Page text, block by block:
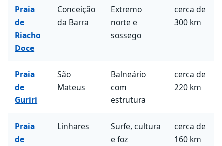
Praia
de
Riacho
Doce
Conceição
da Barra
Extremo
norte e
sossego
cerca de
300 km
Praia
de
Guriri
São
Mateus
Balneário
com
estrutura
cerca de
220 km
Praia
de
Linhares
Surfe, cultura
e foz
cerca de
160 km